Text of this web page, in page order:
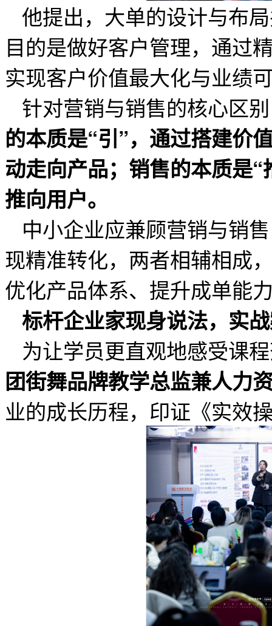
他提出，大单的设计与布
目的是做好客户管理，通过
实现客户价值最大化与业绩
针对营销与销售的核心区
的本质是“引”，通过搭建价
动走向产品；销售的本质是
推向用户。
中小企业应兼顾营销与销
现精准转化，两者相辅相成
优化产品体系、提升成单能
标杆企业家现身说法，实
为让学员更直观地感受课
团街舞品牌教学总监兼人力
业的成长历程，印证《实效